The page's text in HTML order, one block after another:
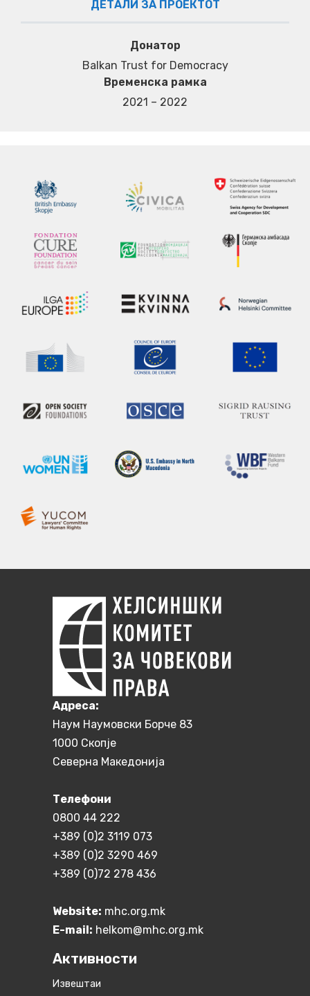
ДЕТАЛИ ЗА ПРОЕКТОТ
Донатор
Balkan Trust for Democracy
Временска рамка
2021 – 2022
Aдреса:
Наум Наумовски Борче 83
1000 Скопје
Северна Македонија
Телефони
0800 44 222
+389 (0)2 3119 073
+389 (0)2 3290 469
+389 (0)72 278 436
Website: mhc.org.mk
E-mail: helkom@mhc.org.mk
Активности
Извештаи